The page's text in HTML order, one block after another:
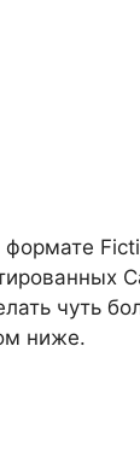
формате
чуть
ниже.